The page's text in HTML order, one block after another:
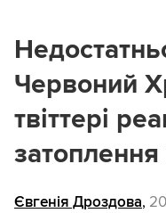
Червоний
твіттері
затоплення
Євгенія Дроздова,